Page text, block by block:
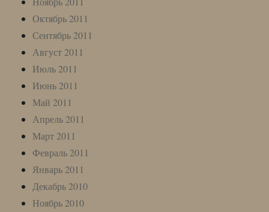
Октябрь 2011
Сентябрь 2011
Август 2011
Июль 2011
Июнь 2011
Май 2011
Апрель 2011
Март 2011
Февраль 2011
Январь 2011
Декабрь 2010
Ноябрь 2010